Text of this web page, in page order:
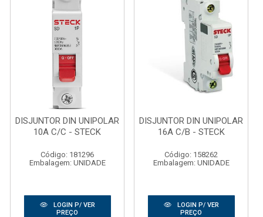
DISJUNTOR DIN UNIPOLAR
10A C/C - STECK
Código: 181296
Embalagem: UNIDADE
LOGIN P/ VER
PREÇO
DISJUNTOR DIN UNIPOLAR
16A C/B - STECK
Código: 158262
Embalagem: UNIDADE
LOGIN P/ VER
PREÇO